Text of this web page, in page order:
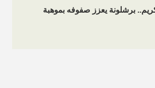
برشلونة يعزز صفوفه بموهبة